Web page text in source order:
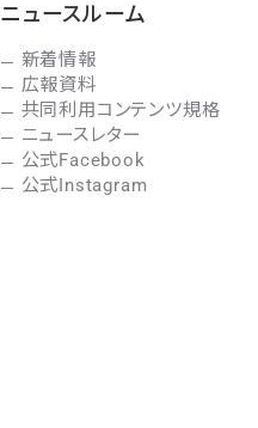
ニュースルーム
新着情報
広報資料
共同利用コンテンツ規格
ニュースレター
公式Facebook
公式Instagram